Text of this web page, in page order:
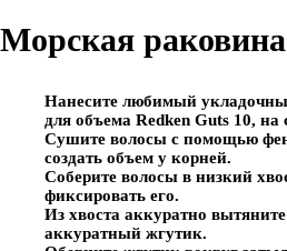
Морская раковина
Нанесите любимый
для объема Redken Guts 10,
Сушите волосы с помощью
создать объем у корней.
Соберите волосы в низкий
фиксировать его.
Из хвоста аккуратно
аккуратный жгутик.